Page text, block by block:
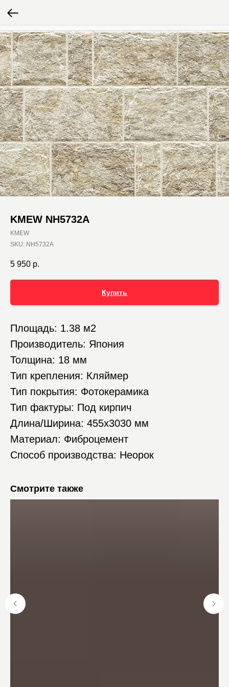
KMEW NH5732A
KMEW
SKU: NH5732A
5 950 р.
Купить
Площадь: 1.38 м2
Производитель: Япония
Толщина: 18 мм
Тип крепления: Кляймер
Тип покрытия: Фотокерамика
Тип фактуры: Под кирпич
Длина/Ширина: 455х3030 мм
Материал: Фиброцемент
Способ производства: Неорок
Смотрите также